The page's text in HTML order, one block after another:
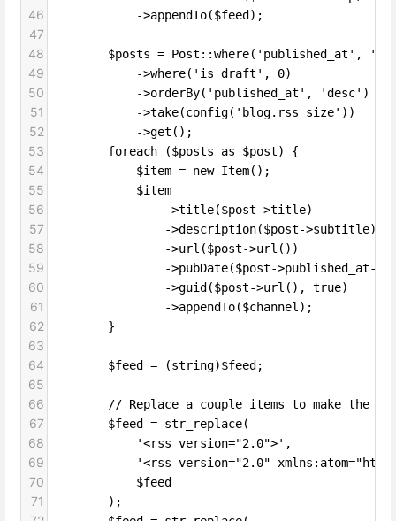
46
            ->appendTo($feed);
47
48
$posts = Post::where('published_at',
49
            ->where('is_draft', 0)
50
            ->orderBy('published_at', 'desc')
51
            ->take(config('blog.rss_size'))
52
            ->get();
53
        foreach ($posts as $post) {
54
            $item = new Item();
55
            $item
56
                ->title($post->title)
57
                ->description($post->subtitle)
58
                ->url($post->url())
59
->pubDate($post->published_at-
60
                ->guid($post->url(), true)
61
                ->appendTo($channel);
62
        }
63
64
        $feed = (string)$feed;
65
66
// Replace a couple items to make the
67
        $feed = str_replace(
68
            '<rss version="2.0">',
69
'<rss version="2.0"
70
            $feed
71
        );